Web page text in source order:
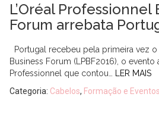
L’Oréal Professionnel
Forum arrebata
Portugal recebeu pela primeira vez o
Business Forum (LPBF2016), o evento
Professionnel que contou…
LER MAIS
Categoria: Cabelos, Formação e Eventos